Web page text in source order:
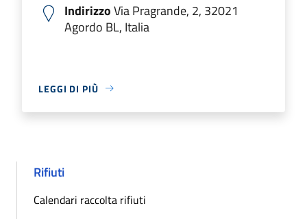
IndirizzoVia Pragrande, 2, 32021
Agordo BL, Italia
LEGGI DI PIÙ
Rifiuti
Calendari raccolta rifiuti